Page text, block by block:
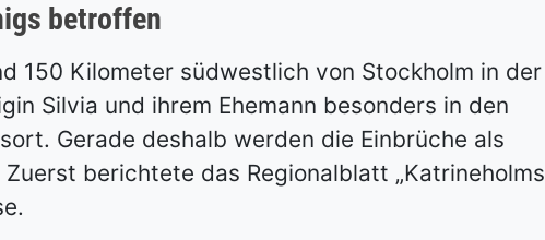
betroffen
150 Kilometer südwestlich von Stockholm in der
Silvia und ihrem Ehemann besonders in den
Gerade deshalb werden die Einbrüche als
berichtete das Regionalblatt „Katrineholms